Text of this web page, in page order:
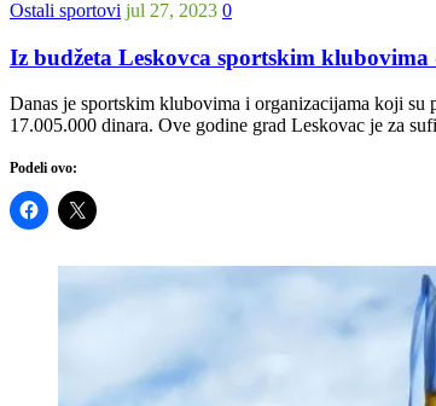
Ostali sportovi jul 27, 2023 0
Iz budžeta Leskovca sportskim
Danas je sportskim klubovima i organizacijama koji su
17.005.000 dinara. Ove godine grad Leskovac je za
Podeli ovo: